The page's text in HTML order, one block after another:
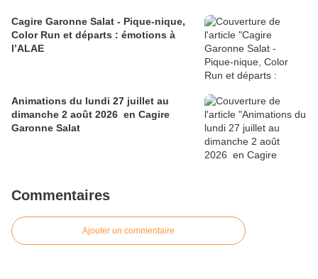
Cagire Garonne Salat - Pique-nique,
Color Run et départs : émotions à
l’ALAE
Animations du lundi 27 juillet au
dimanche 2 août 2026 en Cagire
Garonne Salat
Commentaires
Ajouter un commentaire